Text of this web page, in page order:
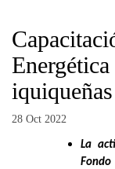
iquiqueñas
28 Oct 2022
La